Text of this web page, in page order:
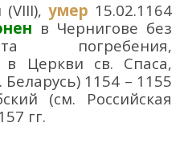
умер 15.02.1164
в Чернигове без
погребения,
в Церкви св. Спаса,
1154 – 1155
(см. Российская
гг.